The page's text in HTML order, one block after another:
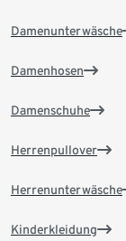
Damenunterwäsche
Damenhosen
Damenschuhe
Herrenpullover
Herrenunterwäsche
Kinderkleidung